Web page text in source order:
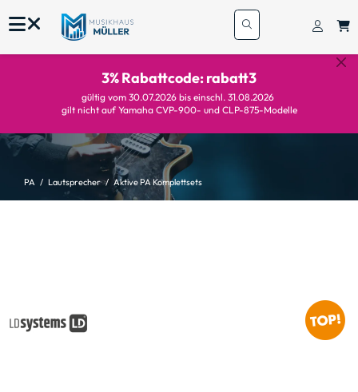
3% Rabattcode: rabatt3
gültig vom 30.07.2026 bis einschl. 31.08.2026
gilt nicht auf Yamaha CVP-900- und CLP-875-Modelle
PA Lautsprecher Aktive PA Komplettsets